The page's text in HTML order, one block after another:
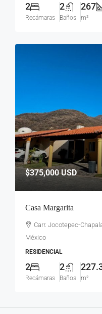
2
Recámaras
2
Baños
267
m²
$375,000USD
Casa Margarita
Carr. Jocotepec-
México
RESIDENCIAL
2
Recámaras
2
Baños m²